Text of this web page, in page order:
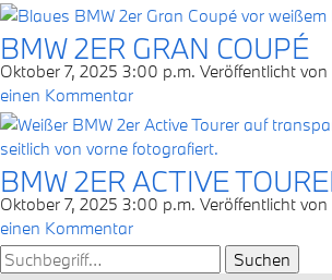
BMW 2ER GRAN COUPÉ
Oktober 7, 2025 3:00 p.m. Veröffentlicht von
einen Kommentar
BMW 2ER ACTIVE
Oktober 7, 2025 3:00 p.m. Veröffentlicht von
einen Kommentar
Suchen